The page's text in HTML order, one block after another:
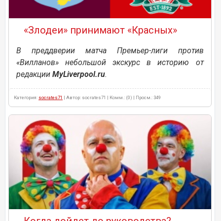
«Злодеи» принимают «Красных»
В преддверии матча Премьер-лиги против
«Вилланов» небольшой экскурс в историю от
редакции MyLiverpool.ru.
Категория: socrates71 | Автор: socrates71 | Комм.: (0) | Просм.: 349